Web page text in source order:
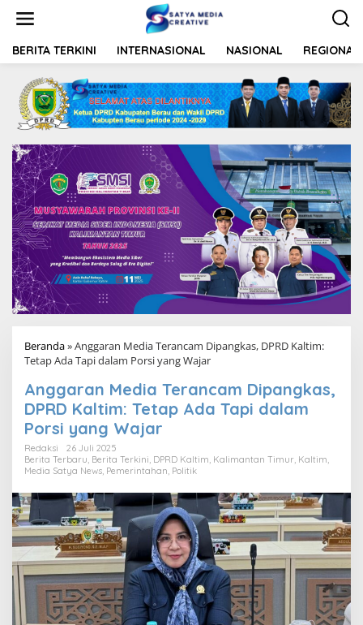
t
BERITA TERKINI INTERNASIONAL NASIONAL REGIONAL
Beranda»Anggaran Media Terancam Dipangkas, DPRD Kaltim:
Tetap Ada Tapi dalam Porsi yang Wajar
Anggaran Media Terancam Dipangkas,
DPRD Kaltim: Tetap Ada Tapi dalam
Porsi yang Wajar
Redaksi
26 Juli 2025
Berita Terbaru Berita Terkini DPRD Kaltim Kalimantan Timur Kaltim
Media Satya News Pemerintahan Politik